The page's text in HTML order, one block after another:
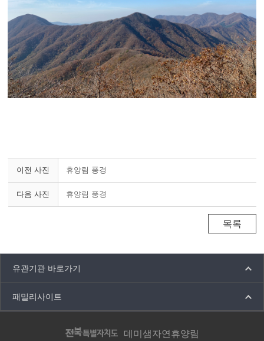
이전 사진 휴양림 풍경
다음 사진 휴양림 풍경
목록
유관기관 바로가기
패밀리사이트
데미샘자연휴양림